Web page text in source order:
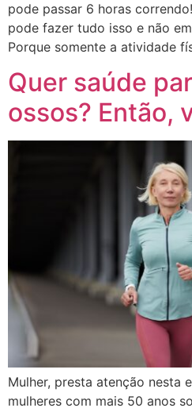
pode passar 6 horas
pode fazer tudo isso e não
Porque somente a atividade
Quer saúde
ossos? Então,
Mulher, presta atenção nesta
mulheres com mais 50 anos